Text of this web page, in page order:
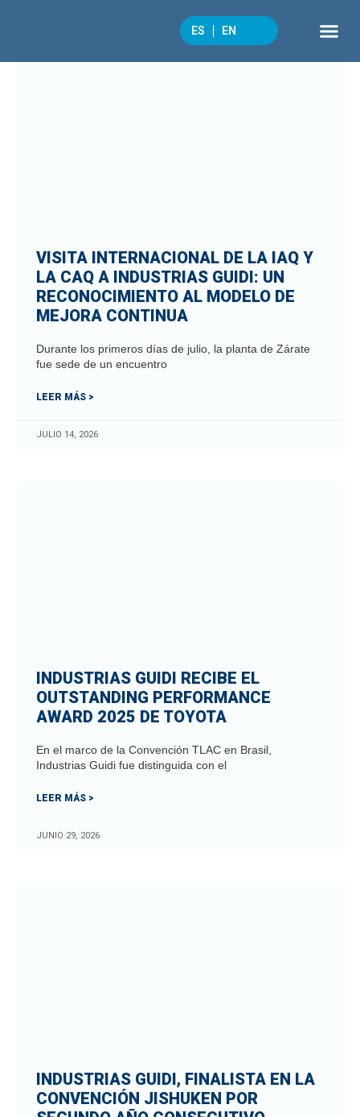
ES EN
VISITA INTERNACIONAL DE LA IAQ Y
LA CAQ A INDUSTRIAS GUIDI: UN
RECONOCIMIENTO AL MODELO DE
MEJORA CONTINUA
Durante los primeros días de julio, la planta de Zárate
fue sede de un encuentro
LEER MÁS >
JULIO 14, 2026
INDUSTRIAS GUIDI RECIBE EL
OUTSTANDING PERFORMANCE
AWARD 2025 DE TOYOTA
En el marco de la Convención TLAC en Brasil,
Industrias Guidi fue distinguida con el
LEER MÁS >
JUNIO 29, 2026
INDUSTRIAS GUIDI, FINALISTA EN LA
CONVENCIÓN JISHUKEN POR